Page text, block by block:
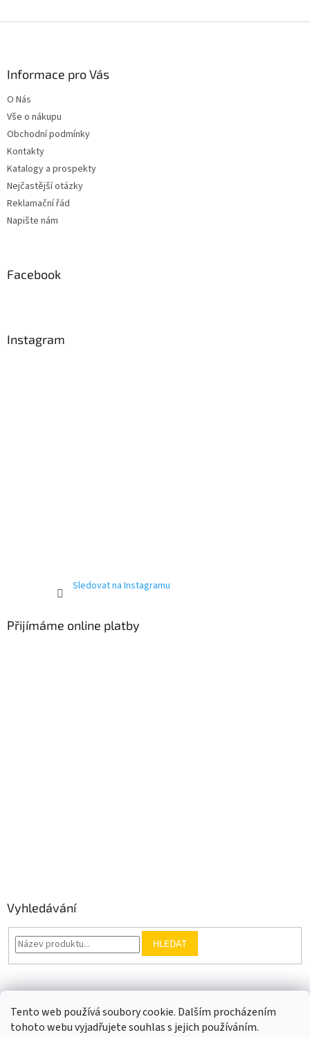
Tento web používá soubory cookie. Dalším procházením
tohoto webu vyjadřujete souhlas s jejich používáním.
Informace pro Vás
O Nás
Vše o nákupu
Obchodní podmínky
Kontakty
Katalogy a prospekty
Nejčastější otázky
Reklamační řád
Napište nám
Facebook
Instagram
Sledovat na Instagramu
Přijímáme online platby
Vyhledávání
HLEDAT